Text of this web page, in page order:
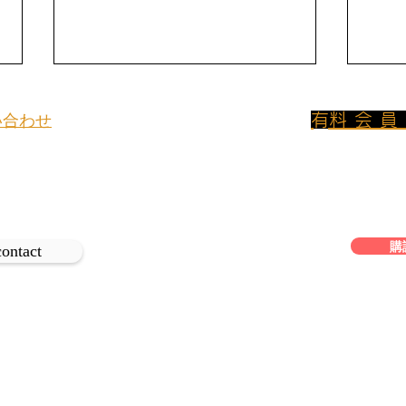
生ハ
わせ 有料会
購